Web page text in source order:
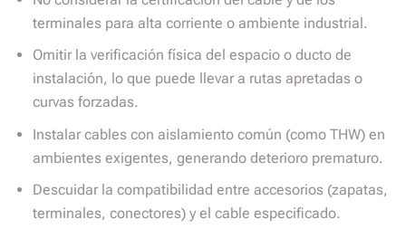
terminales para alta corriente o ambiente industrial.
Omitir la verificación física del espacio o ducto de
instalación, lo que puede llevar a rutas apretadas o
curvas forzadas.
Instalar cables con aislamiento común (como THW) en
ambientes exigentes, generando deterioro prematuro.
Descuidar la compatibilidad entre accesorios (zapatas,
terminales, conectores) y el cable especificado.